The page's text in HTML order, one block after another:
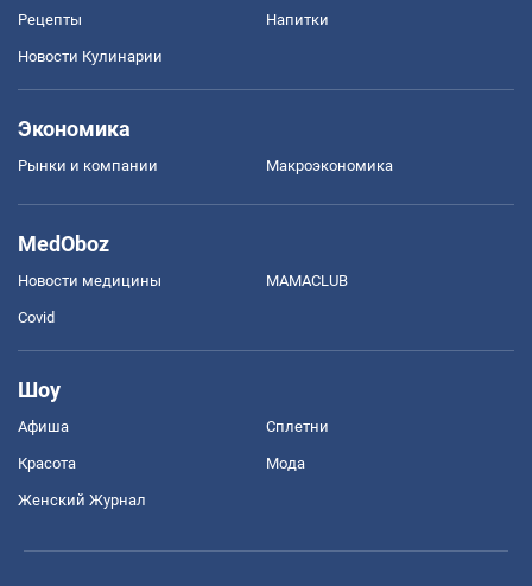
Рецепты Напитки
Новости Кулинарии
Экономика
Рынки и компании Mакроэкономика
MedOboz
Новости медицины MAMACLUB
Covid
Шоу
Афиша Сплетни
Красота Мода
Женский Журнал